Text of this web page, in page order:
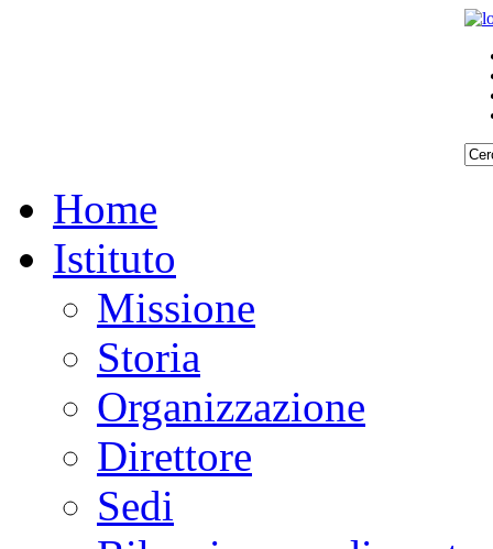
Home
Istituto
Missione
Storia
Organizzazione
Direttore
Sedi